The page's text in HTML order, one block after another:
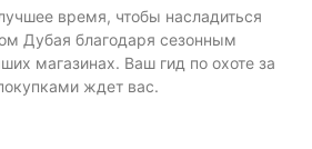
время, чтобы насладиться
Дубая благодаря сезонным
магазинах. Ваш гид по охоте за
ждет вас.